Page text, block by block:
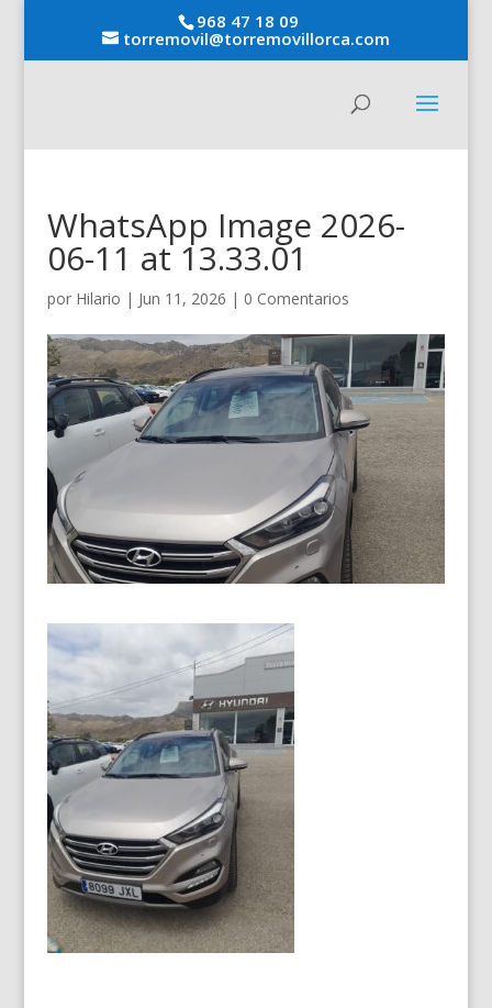
968 47 18 09
torremovil@torremovillorca.com
WhatsApp Image 2026-
06-11 at 13.33.01
por Hilario | Jun 11, 2026 | 0 Comentarios